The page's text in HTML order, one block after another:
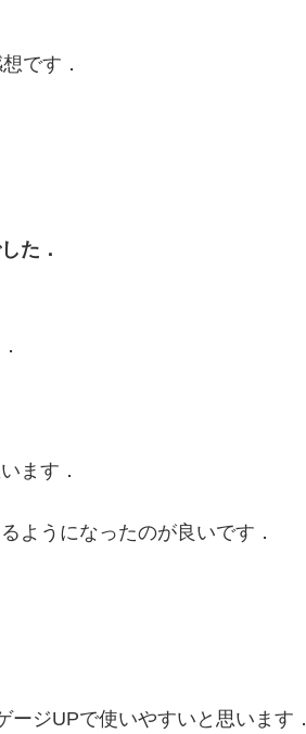
です．
た．
ます．
ようになったのが良いです．
ジUPで使いやすいと思います．